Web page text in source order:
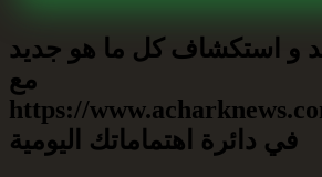
و استكشاف كل ما هو جديد
مع
https://
في دائرة اهتماماتك اليومية